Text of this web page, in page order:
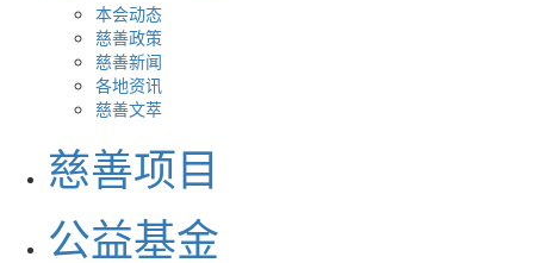
本会动态
慈善政策
慈善新闻
各地资讯
慈善文萃
慈善项目
公益基金